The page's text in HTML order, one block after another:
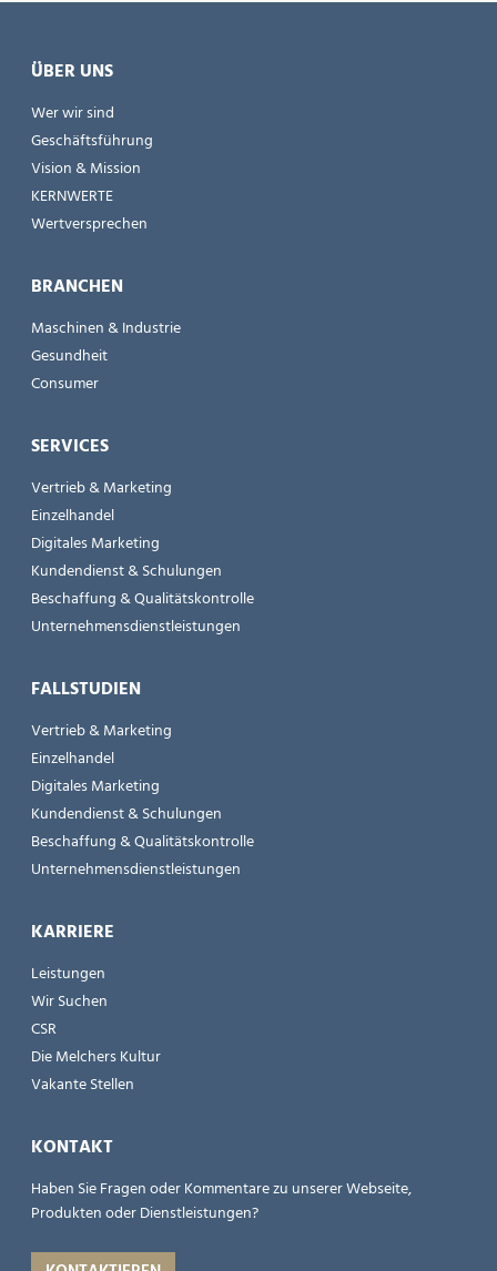
ÜBER UNS
Wer wir sind
Geschäftsführung
Vision & Mission
KERNWERTE
Wertversprechen
BRANCHEN
Maschinen & Industrie
Gesundheit
Consumer
SERVICES
Vertrieb & Marketing
Einzelhandel
Digitales Marketing
Kundendienst & Schulungen
Beschaffung & Qualitätskontrolle
Unternehmensdienstleistungen
FALLSTUDIEN
Vertrieb & Marketing
Einzelhandel
Digitales Marketing
Kundendienst & Schulungen
Beschaffung & Qualitätskontrolle
Unternehmensdienstleistungen
KARRIERE
Leistungen
Wir Suchen
CSR
Die Melchers Kultur
Vakante Stellen
KONTAKT
Haben Sie Fragen oder Kommentare zu unserer Webseite,
Produkten oder Dienstleistungen?